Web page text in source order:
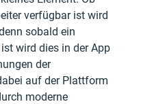
verfügbar ist wird
sobald ein
wird dies in der App
der
auf der Plattform
moderne